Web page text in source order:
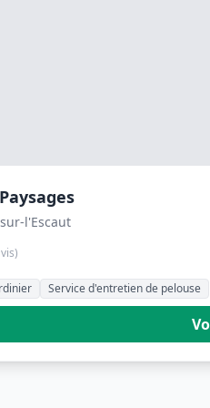
l'Escaut
Service d'entretien de pelouse